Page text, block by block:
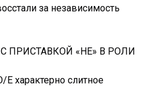
за независимость
ПРИСТАВКОЙ «НЕ» В РОЛИ
характерно слитное